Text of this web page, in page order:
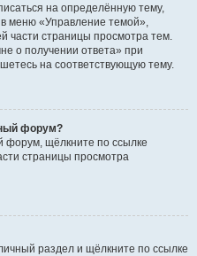
на определённую тему,
меню «Управление темой»,
части страницы просмотра тем.
о получении ответа» при
на соответствующую тему.
форум?
форум, щёлкните по ссылке
страницы просмотра
раздел и щёлкните по ссылке